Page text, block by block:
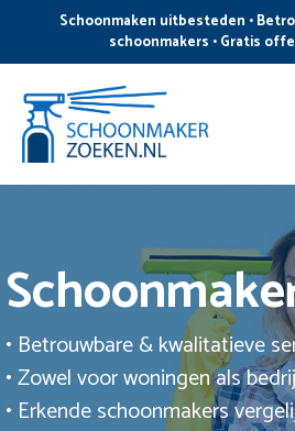
de
inhoud
Schoonmaken uitbesteden •
schoonmakers • Gratis
• Betrouwbare & kwalitatieve
• Zowel voor woningen als
• Erkende schoonmakers